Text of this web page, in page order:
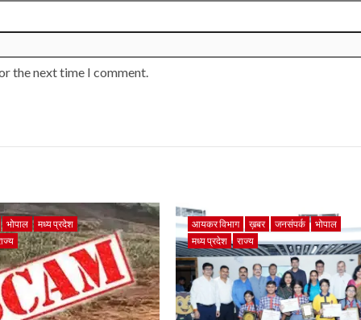
the next time I comment.
भोपाल
मध्य प्रदेश
आयकर विभाग ख़बर जनसंपर्क
भोपाल
मध्य प्रदेश
राज्य